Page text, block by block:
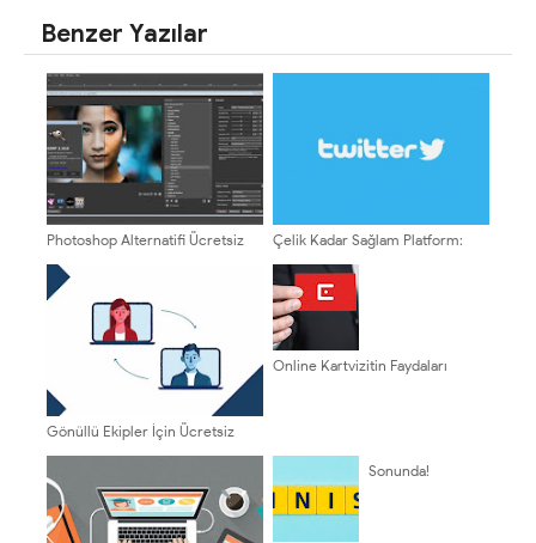
Benzer Yazılar
Photoshop Alternatifi Ücretsiz
Çelik Kadar Sağlam Platform:
Gönüllü Ekipler İçin Ücretsiz
Online Kartvizitin Faydaları
Sonunda!